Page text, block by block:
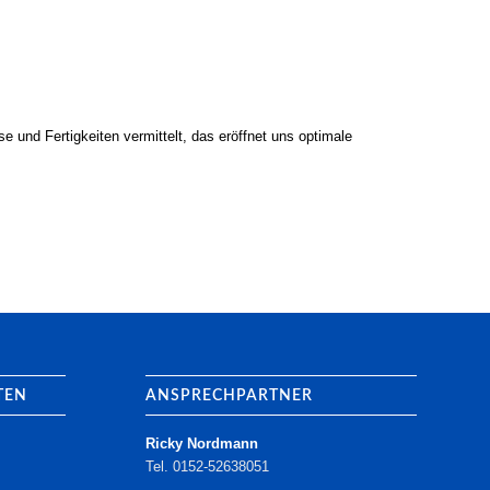
und Fertigkeiten vermittelt, das eröffnet uns optimale
ANSPRECHPARTNER
Ricky Nordmann
Tel. 0152-52638051